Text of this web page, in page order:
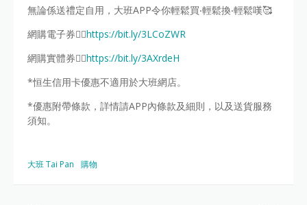
無論係送禮定自用，大班APP令你輕鬆買‧輕鬆換‧輕鬆嘆🥰
網購電子券👉🏼https://bit.ly/3LCoZWR
網購實體券👉🏼https://bit.ly/3AXrdeH
*恒生信用卡優惠不適用於大班網店。
*優惠附帶條款，詳情請APP內條款及細則，以及送貨服務
須知。
大班 Tai Pan 購物